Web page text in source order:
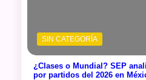
SIN CATEGORÍA
¿Clases o Mundial? SEP
por partidos del 2026 en